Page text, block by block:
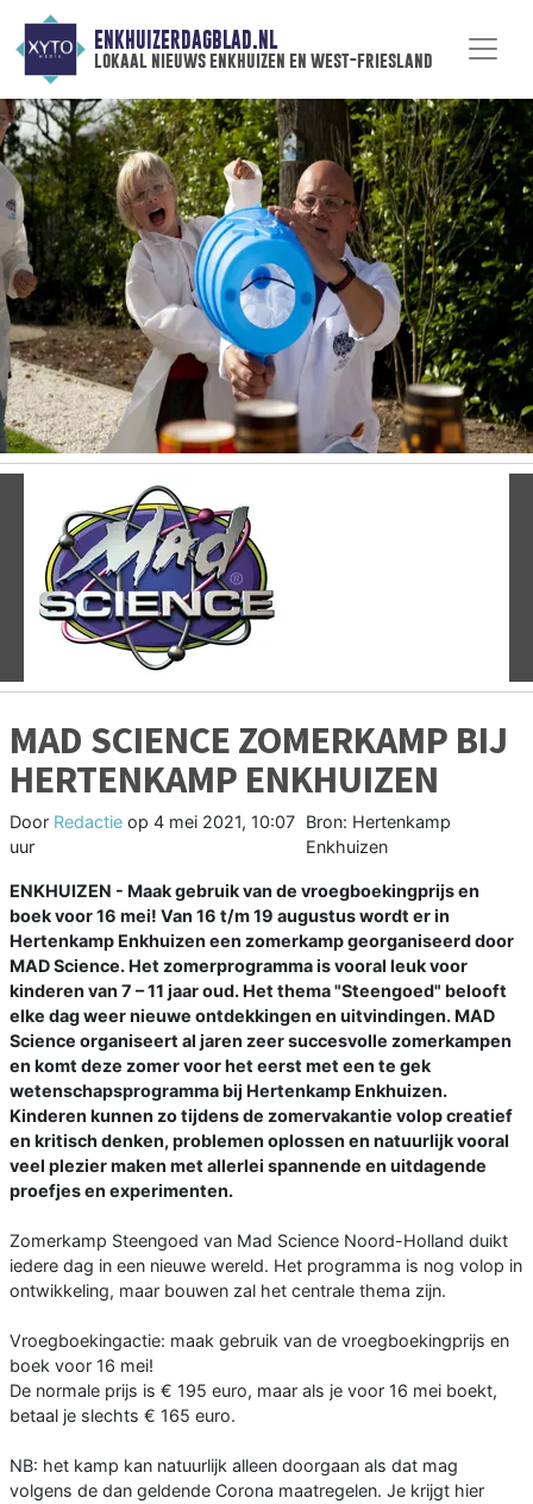
ENKHUIZERDAGBLAD.NL
lokaal nieuws enkhuizen en west-friesland
Vorige
MAD SCIENCE ZOMERKAMP BIJ
HERTENKAMP ENKHUIZEN
Door Redactie op 4 mei 2021, 10:07
uur
Bron: Hertenkamp
Enkhuizen
ENKHUIZEN - Maak gebruik van de vroegboekingprijs en
boek voor 16 mei! Van 16 t/m 19 augustus wordt er in
Hertenkamp Enkhuizen een zomerkamp georganiseerd door
MAD Science. Het zomerprogramma is vooral leuk voor
kinderen van 7 – 11 jaar oud. Het thema "Steengoed" belooft
elke dag weer nieuwe ontdekkingen en uitvindingen. MAD
Science organiseert al jaren zeer succesvolle zomerkampen
en komt deze zomer voor het eerst met een te gek
wetenschapsprogramma bij Hertenkamp Enkhuizen.
Kinderen kunnen zo tijdens de zomervakantie volop creatief
en kritisch denken, problemen oplossen en natuurlijk vooral
veel plezier maken met allerlei spannende en uitdagende
proefjes en experimenten.
Zomerkamp Steengoed van Mad Science Noord-Holland duikt
iedere dag in een nieuwe wereld. Het programma is nog volop in
ontwikkeling, maar bouwen zal het centrale thema zijn.
Vroegboekingactie: maak gebruik van de vroegboekingprijs en
boek voor 16 mei!
De normale prijs is € 195 euro, maar als je voor 16 mei boekt,
betaal je slechts € 165 euro.
NB: het kamp kan natuurlijk alleen doorgaan als dat mag
volgens de dan geldende Corona maatregelen. Je krijgt hier